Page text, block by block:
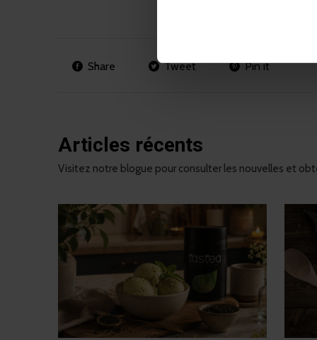
Share Tweet Pin it
Articles récents
Visitez notre blogue pour consulter les nouvelles et